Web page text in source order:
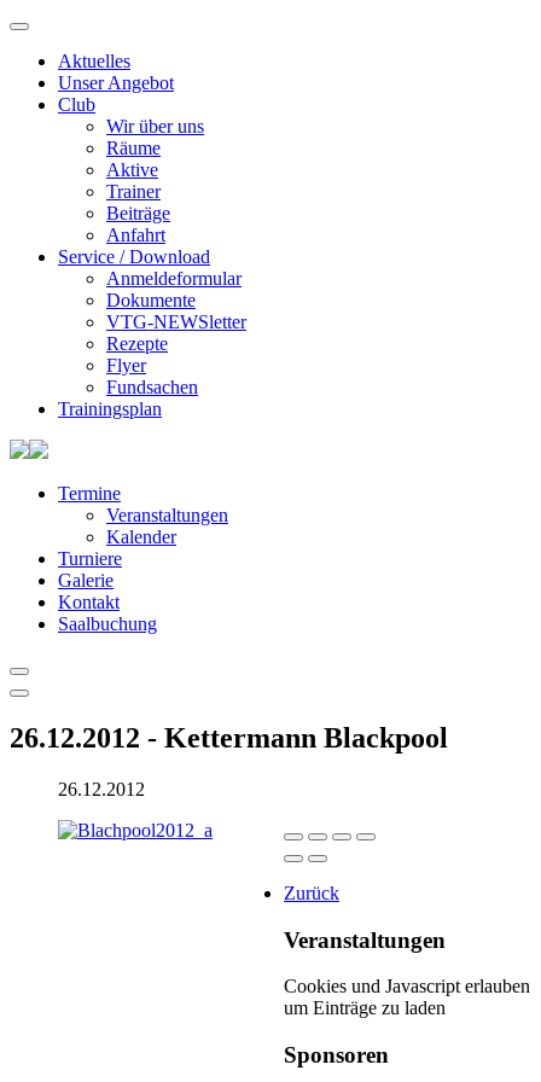
Aktuelles
Unser Angebot
Club
Wir über uns
Räume
Aktive
Trainer
Beiträge
Anfahrt
Service / Download
Anmeldeformular
Dokumente
VTG-NEWSletter
Rezepte
Flyer
Fundsachen
Trainingsplan
Termine
Veranstaltungen
Kalender
Turniere
Galerie
Kontakt
Saalbuchung
26.12.2012 - Kettermann Blackpool
26.12.2012
Zurück
Veranstaltungen
Cookies und Javascript erlauben
um Einträge zu laden
Sponsoren